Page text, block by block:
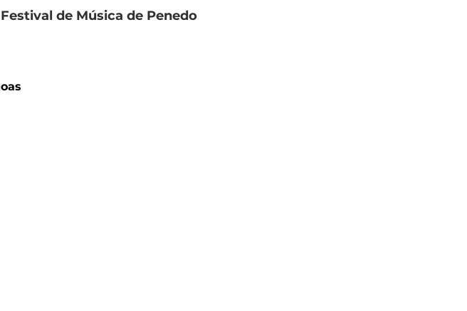
de Música de Penedo